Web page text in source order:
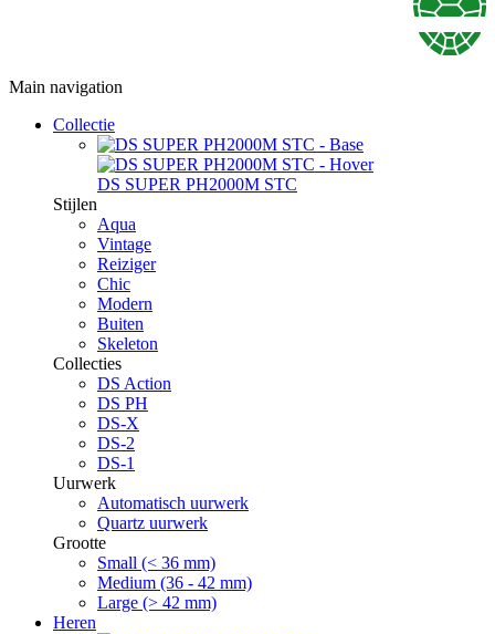
Main navigation
Collectie
DS SUPER PH2000M STC
Stijlen
Aqua
Vintage
Reiziger
Chic
Modern
Buiten
Skeleton
Collecties
DS Action
DS PH
DS-X
DS-2
DS-1
Uurwerk
Automatisch uurwerk
Quartz uurwerk
Grootte
Small (< 36 mm)
Medium (36 - 42 mm)
Large (> 42 mm)
Heren